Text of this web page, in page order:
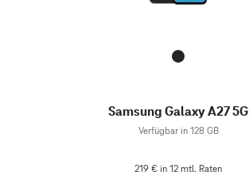
Samsung Galaxy A27 5G
Verfügbar in 128 GB
219 € in 12 mtl. Raten